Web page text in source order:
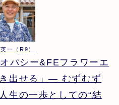
一（R9）
パシー&FEフラワーエ
出せる」― むずむず
生の一歩としての“結